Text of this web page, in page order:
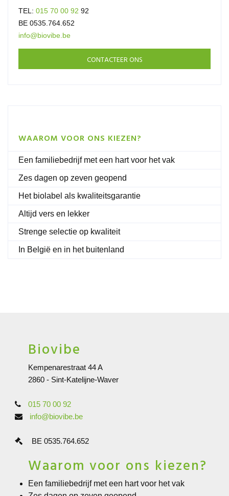
TEL: 015 70 00 92 92
BE 0535.764.652
info@biovibe.be
CONTACTEER ONS
WAAROM VOOR ONS KIEZEN?
Een familiebedrijf met een hart voor het vak
Zes dagen op zeven geopend
Het biolabel als kwaliteitsgarantie
Altijd vers en lekker
Strenge selectie op kwaliteit
In België en in het buitenland
Biovibe
Kempenarestraat 44 A
2860 - Sint-Katelijne-Waver
015 70 00 92
info@biovibe.be
BE 0535.764.652
Waarom voor ons kiezen?
Een familiebedrijf met een hart voor het vak